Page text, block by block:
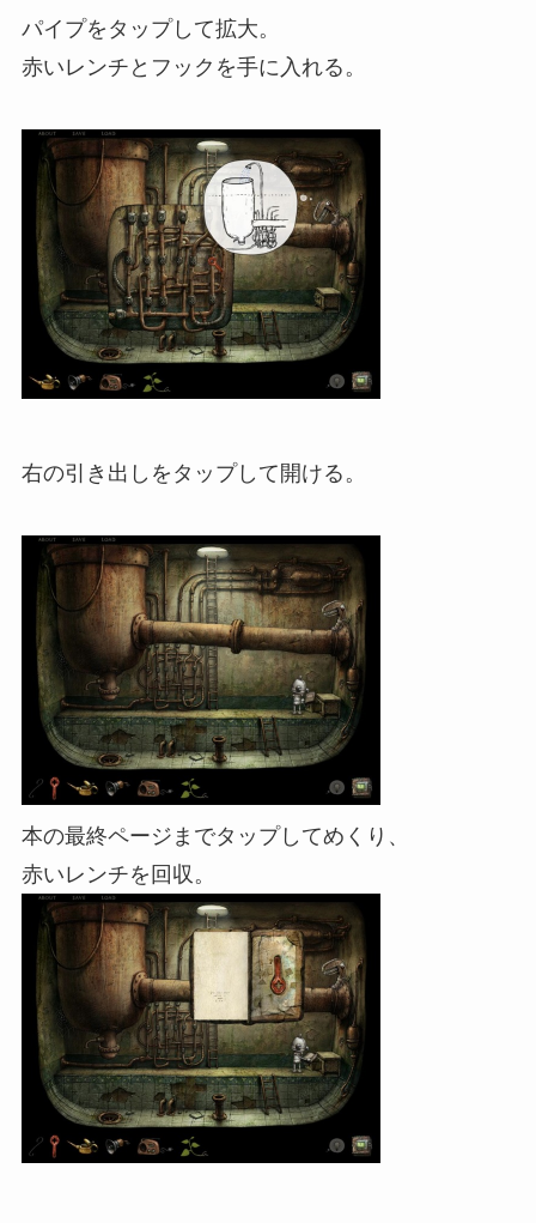
パイプをタップして拡大。
赤いレンチとフックを手に入れる。
右の引き出しをタップして開ける。
本の最終ページまでタップしてめくり、
赤いレンチを回収。